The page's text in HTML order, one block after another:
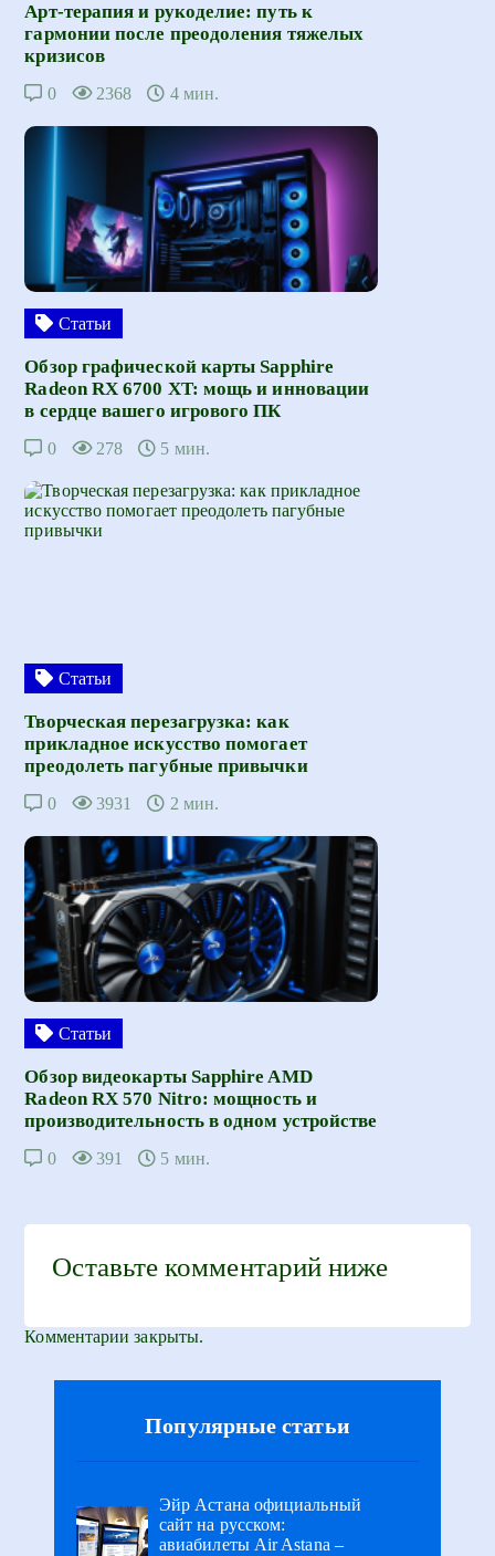
Арт-терапия и рукоделие: путь к
гармонии после преодоления тяжелых
кризисов
0 2368 4 мин.
Статьи
Обзор графической карты Sapphire
Radeon RX 6700 XT: мощь и инновации
в сердце вашего игрового ПК
0 278 5 мин.
Статьи
Творческая перезагрузка: как
прикладное искусство помогает
преодолеть пагубные привычки
0 3931 2 мин.
Статьи
Обзор видеокарты Sapphire AMD
Radeon RX 570 Nitro: мощность и
производительность в одном устройстве
0 391 5 мин.
Оставьте комментарий ниже
Комментарии закрыты.
Популярные статьи
Эйр Астана официальный
сайт на русском:
авиабилеты Air Astana –